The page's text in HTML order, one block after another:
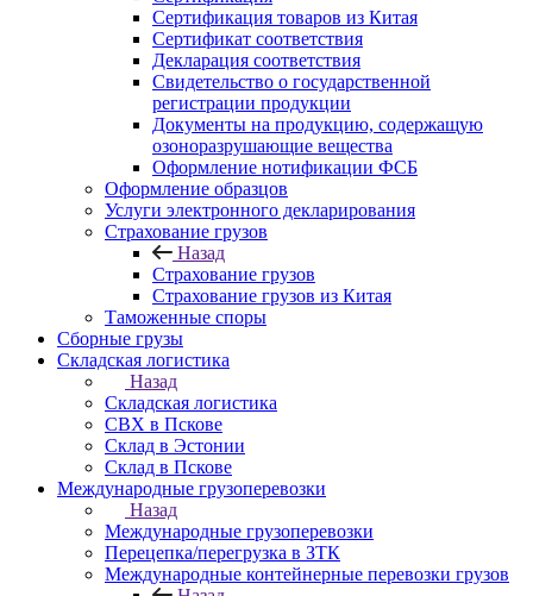
Сертификация товаров из Китая
Сертификат соответствия
Декларация соответствия
Свидетельство о государственной
регистрации продукции
Документы на продукцию, содержащую
озоноразрушающие вещества
Оформление нотификации ФСБ
Оформление образцов
Услуги электронного декларирования
Страхование грузов
Назад
Страхование грузов
Страхование грузов из Китая
Таможенные споры
Сборные грузы
Складская логистика
Назад
Складская логистика
СВХ в Пскове
Склад в Эстонии
Склад в Пскове
Международные грузоперевозки
Назад
Международные грузоперевозки
Перецепка/перегрузка в ЗТК
Международные контейнерные перевозки грузов